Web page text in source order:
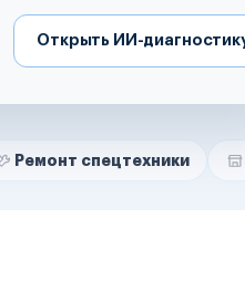
Открыть ИИ-
Ритейл-